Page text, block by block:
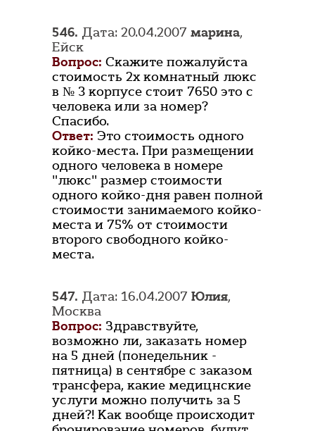
546. Дата: 20.04.2007 марина,
Ейск
Вопрос: Скажите пожалуйста
стоимость 2х комнатный люкс
в № 3 корпусе стоит 7650 это с
человека или за номер?
Спасибо.
Ответ: Это стоимость одного
койко-места. При размещении
одного человека в номере
"люкс" размер стоимости
одного койко-дня равен полной
стоимости занимаемого койко-
места и 75% от стоимости
второго свободного койко-
места.
547. Дата: 16.04.2007 Юлия,
Москва
Вопрос: Здравствуйте,
возможно ли, заказать номер
на 5 дней (понедельник -
пятница) в сентябре с заказом
трансфера, какие медицнские
услуги можно получить за 5
дней?! Как вообще происходит